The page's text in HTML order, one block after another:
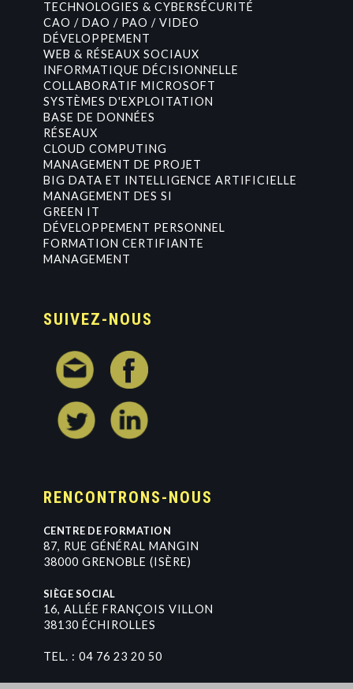
TECHNOLOGIES & CYBERSÉCURITÉ
CAO / DAO / PAO / VIDEO
DÉVELOPPEMENT
WEB & RÉSEAUX SOCIAUX
INFORMATIQUE DÉCISIONNELLE
COLLABORATIF MICROSOFT
SYSTÈMES D'EXPLOITATION
BASE DE DONNÉES
RÉSEAUX
CLOUD COMPUTING
MANAGEMENT DE PROJET
BIG DATA ET INTELLIGENCE ARTIFICIELLE
MANAGEMENT DES SI
GREEN IT
DÉVELOPPEMENT PERSONNEL
FORMATION CERTIFIANTE
MANAGEMENT
SUIVEZ-NOUS
RENCONTRONS-NOUS
CENTRE DE FORMATION
87, RUE GÉNÉRAL MANGIN
38000 GRENOBLE (ISÈRE)
SIÈGE SOCIAL
16, ALLÉE FRANÇOIS VILLON
381 30 ÉCHI ROLLES
TEL. : 04 76 23 20 50